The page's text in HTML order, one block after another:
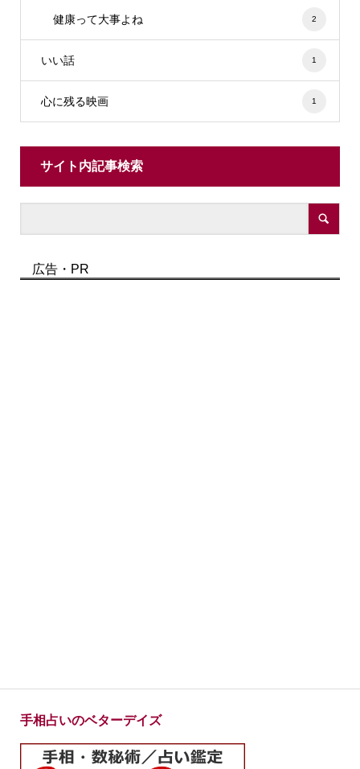
健康って大事よね 2
いい話 1
心に残る映画 1
サイト内記事検索
広告・PR
手相占いのベターデイズ